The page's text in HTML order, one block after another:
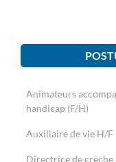
Animateurs
handicap (F/H)
Auxiliaire de vie H/F
Directrice de crèche